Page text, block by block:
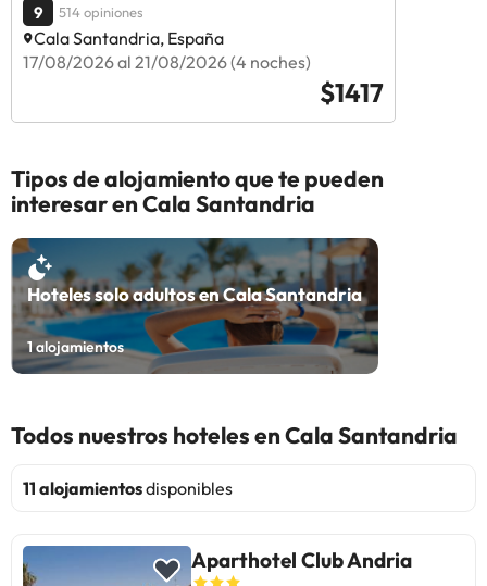
9 514 opiniones
Cala Santandria, España
17/08/2026 al 21/08/2026 (4 noches)
$1417
Tipos de alojamiento que te pueden
interesar en Cala Santandria
Hoteles solo adultos en Cala Santandria
1alojamientos
Todos nuestros hoteles en Cala Santandria
11 alojamientosdisponibles
Aparthotel Club Andria